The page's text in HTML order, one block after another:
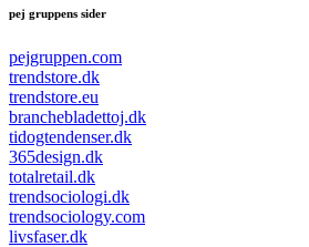
pej gruppens sider
pejgruppen.com
trendstore.dk
trendstore.eu
branchebladettoj.dk
tidogtendenser.dk
365design.dk
totalretail.dk
trendsociologi.dk
trendsociology.com
livsfaser.dk